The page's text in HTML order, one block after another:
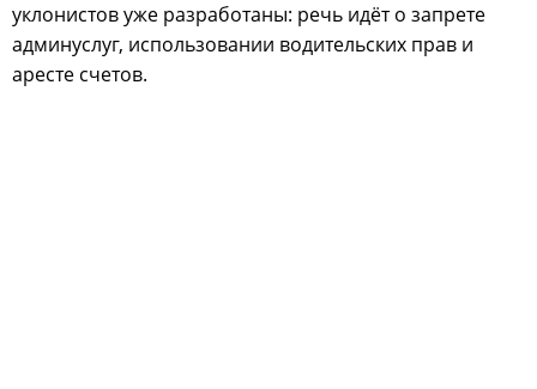
уклонистов уже разработаны: речь идёт о запрете
админуслуг, использовании водительских прав и
аресте счетов.